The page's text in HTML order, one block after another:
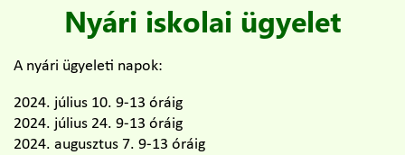
Nyári iskolai ügyelet
A nyári ügyeleti napok:
2024. július 10. 9-13 óráig
2024. július 24. 9-13 óráig
2024. augusztus 7. 9-13 óráig